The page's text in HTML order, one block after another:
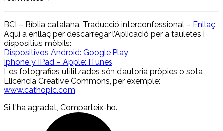
BCI – Bíblia catalana. Traducció interconfessional – Enllaç
Aquí a enllaç per descarregar l’Aplicació per a tauletes i
dispositius mòbils:
Dispositivos Android: Google Play
Iphone y IPad – Apple: ITunes
Les fotografies utilitzades són d’autoria pròpies o sota
Llicència Creative Commons, per exemple:
www.cathopic.com
Si t'ha agradat, Comparteix-ho.